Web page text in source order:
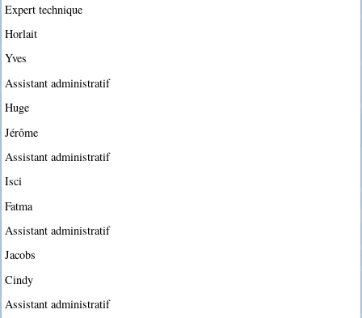
Expert technique
Horlait
Yves
Assistant administratif
Huge
Jérôme
Assistant administratif
Isci
Fatma
Assistant administratif
Jacobs
Cindy
Assistant administratif